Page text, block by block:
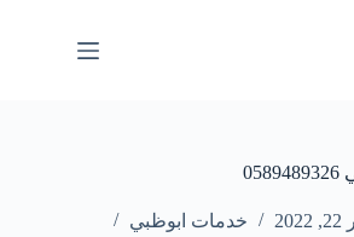
خدمات ابوظبي